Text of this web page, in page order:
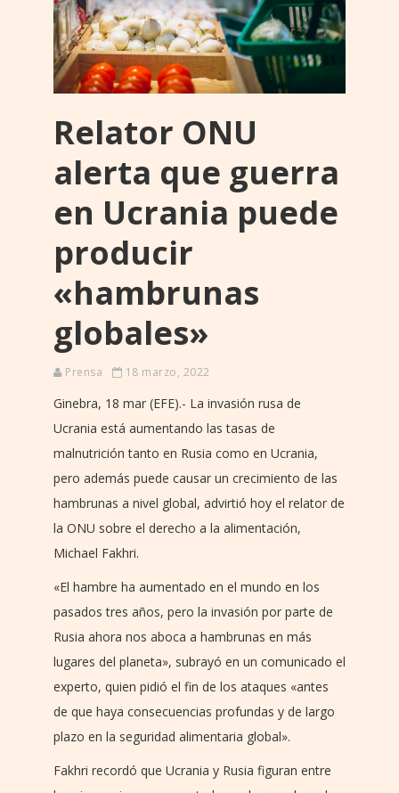
Relator ONU
alerta que guerra
en Ucrania puede
producir
«hambrunas
globales»
Prensa 18 marzo, 2022
Ginebra, 18 mar (EFE).- La invasión rusa de
Ucrania está aumentando las tasas de
malnutrición tanto en Rusia como en Ucrania,
pero además puede causar un crecimiento de las
hambrunas a nivel global, advirtió hoy el relator de
la ONU sobre el derecho a la alimentación,
Michael Fakhri.
«El hambre ha aumentado en el mundo en los
pasados tres años, pero la invasión por parte de
Rusia ahora nos aboca a hambrunas en más
lugares del planeta», subrayó en un comunicado el
experto, quien pidió el fin de los ataques «antes
de que haya consecuencias profundas y de largo
plazo en la seguridad alimentaria global».
Fakhri recordó que Ucrania y Rusia figuran entre